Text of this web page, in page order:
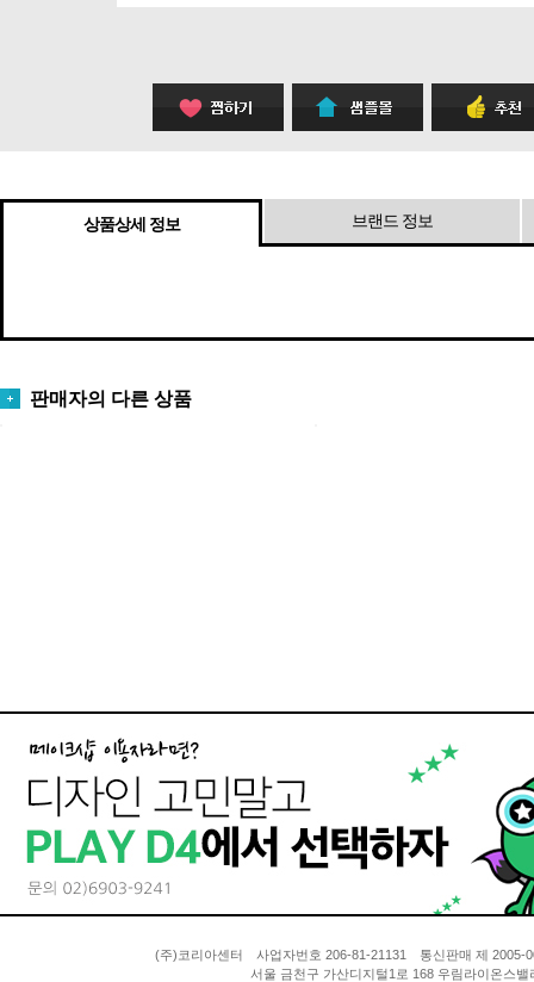
상품상세 정보 브랜드 정보
판매자의 다른 상품
(주)코리아센터 사업자번호 206-81-21131 통신판매 제
서울 금천구 가산디지털1로 168 우림라이온